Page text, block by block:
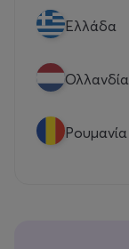
Eλλάδα
Ολλανδία
Ρουμανία